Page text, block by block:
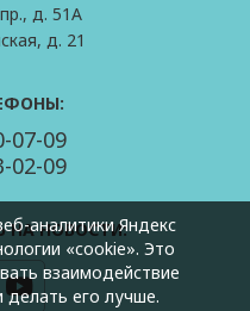
аналитики Яндекс
«cookie». Это
взаимодействие
делать его лучше.
д. 51А
д. 21
07-09
02-09
НА НОВОСТИ: